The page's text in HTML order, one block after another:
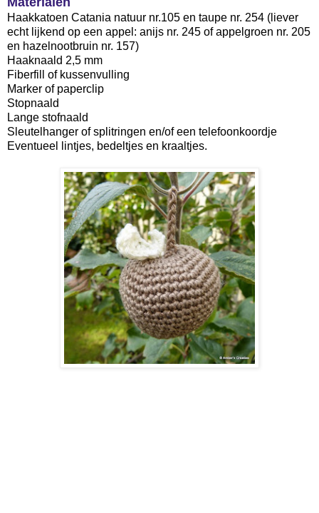
Haakkatoen Catania natuur nr.105 en taupe nr. 254 (liever
echt lijkend op een appel: anijs nr. 245 of appelgroen nr. 205
en hazelnootbruin nr. 157)
Haaknaald 2,5 mm
Fiberfill of kussenvulling
Marker of paperclip
Stopnaald
Lange stofnaald
Sleutelhanger of splitringen en/of een telefoonkoordje
Eventueel lintjes, bedeltjes en kraaltjes.